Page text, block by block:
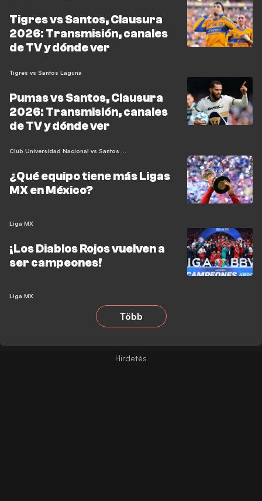
Tigres vs Santos, Clausura
2026: Transmisión, canales
de TV y dónde ver
Tigres vs Santos Laguna
Pumas vs Santos, Clausura
2026: Transmisión, canales
de TV y dónde ver
¿Qué equipo tiene más Ligas
MX en México?
Liga MX
¡Los Diablos Rojos vuelven a
ser campeones!
Liga MX
Több